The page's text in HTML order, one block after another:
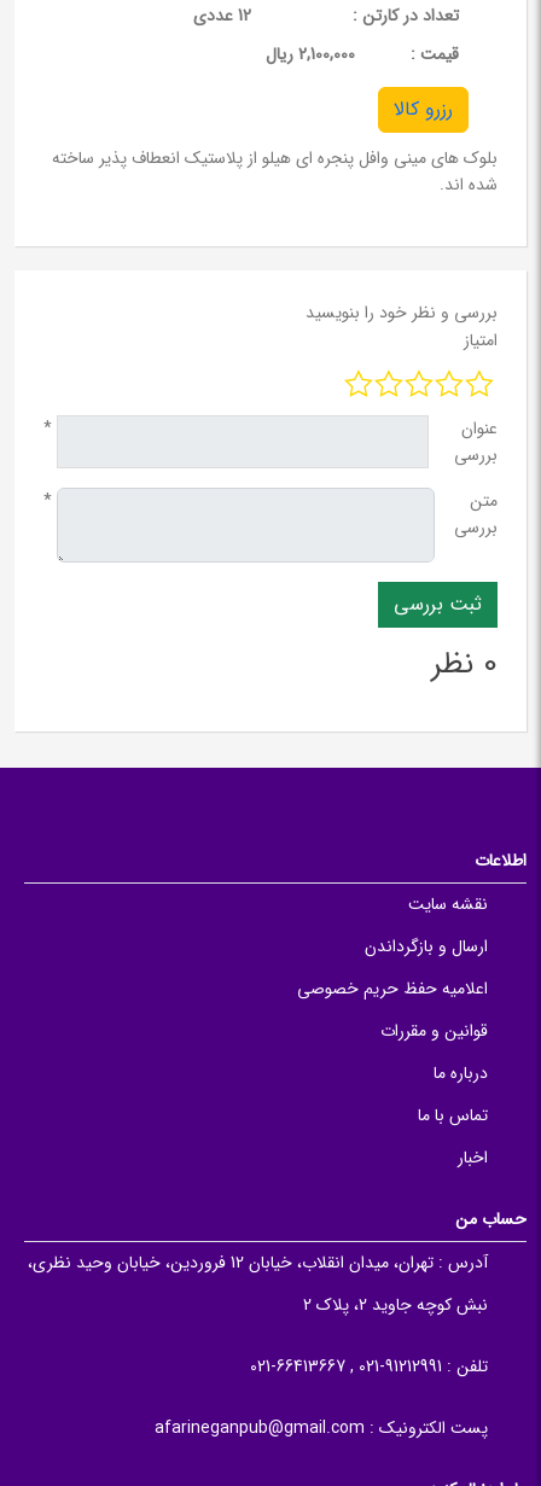
تعداد در کارتن :
12 عددی
قيمت :
2,100,000 ریال
رزرو کالا
بلوک های مینی وافل پنجره ای هیلو از پلاستیک انعطاف پذیر ساخته
شده اند.
بررسی و نظر خود را بنویسید
امتیاز
عنوان
بررسی
*
متن
بررسی
*
0 نظر
اطلاعات
نقشه سایت
ارسال و بازگرداندن
اعلامیه حفظ حریم خصوصی
قوانین و مقررات
درباره ما
تماس با ما
اخبار
حساب من
آدرس :
تهران، میدان انقلاب، خیابان 12 فروردین، خیابان وحید نظری،
نبش کوچه جاوید 2، پلاک 2
تلفن : 91212991-021 , 66413667-021
پست الکترونیک : afarineganpub@gmail.com